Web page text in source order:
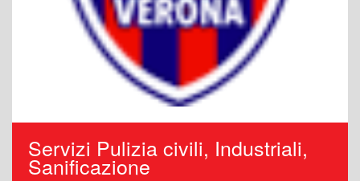
Servizi Pulizia civili, Industriali,
Sanificazione